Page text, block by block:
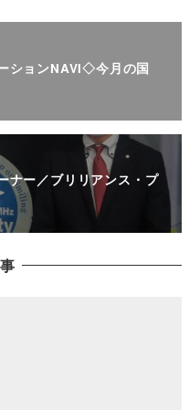
ションNAVI◇今月の国
ー／ブリリアンス・プ